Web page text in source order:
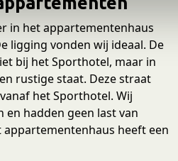
in het appartementenhaus
ligging vonden wij ideaal. De
bij het Sporthotel, maar in
rustige staat. Deze straat
het Sporthotel. Wij
en hadden geen last van
heeft een